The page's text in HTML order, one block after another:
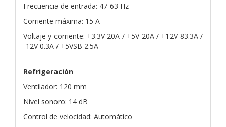
Frecuencia de entrada: 47-63 Hz
Corriente máxima: 15 A
Voltaje y corriente: +3.3V 20A / +5V 20A / +12V 83.3A /
-12V 0.3A / +5VSB 2.5A
Refrigeración
Ventilador: 120 mm
Nivel sonoro: 14 dB
Control de velocidad: Automático